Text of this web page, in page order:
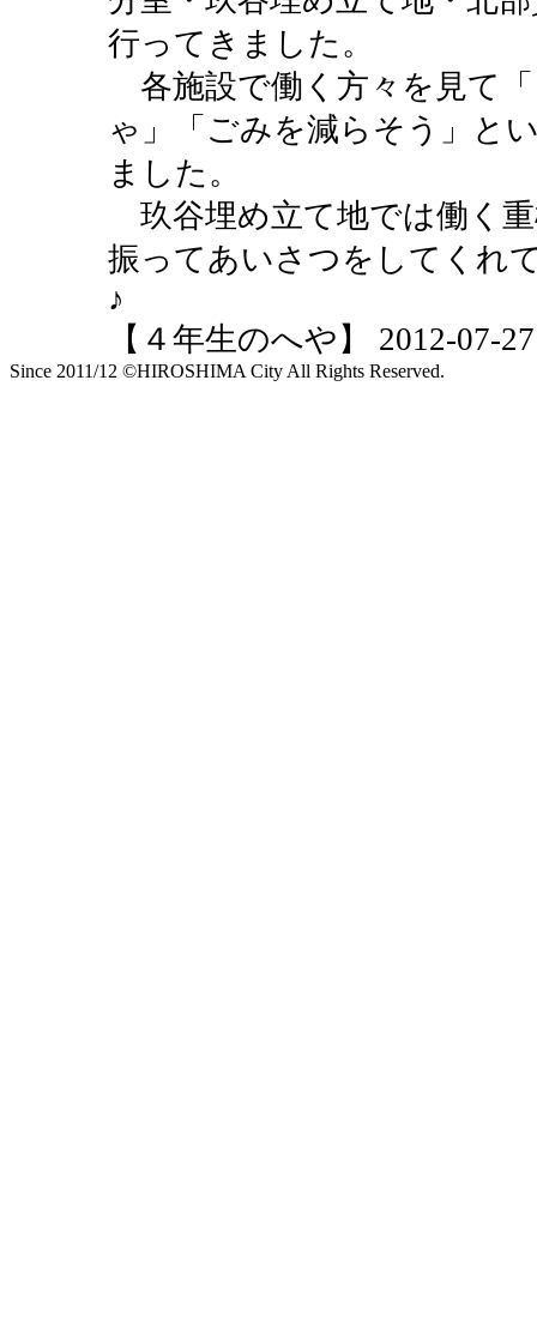
行ってきました。
各施設で働く方々を見て
ゃ」「ごみを減らそう」と
ました。
玖谷埋め立て地では働く
振ってあいさつをしてくれ
♪
【４年生のへや】 2012-07-
Since 2011/12 ©HIROSHIMA City All Rights Reserved.